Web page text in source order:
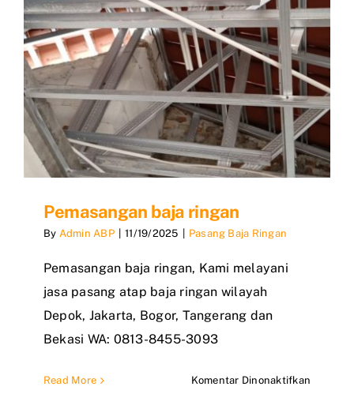
Pemasangan baja ringan
By Admin ABP 11/19/2025 Pasang Baja Ringan
Pemasangan baja ringan, Kami melayani
jasa pasang atap baja ringan wilayah
Depok, Jakarta, Bogor, Tangerang dan
Bekasi WA: 0813-8455-3093
Read More Komentar Dinonaktifkan